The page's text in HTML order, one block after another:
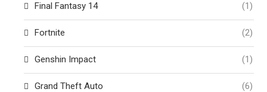
Final Fantasy 14 (1)
Fortnite (2)
Genshin Impact (1)
Grand Theft Auto (6)